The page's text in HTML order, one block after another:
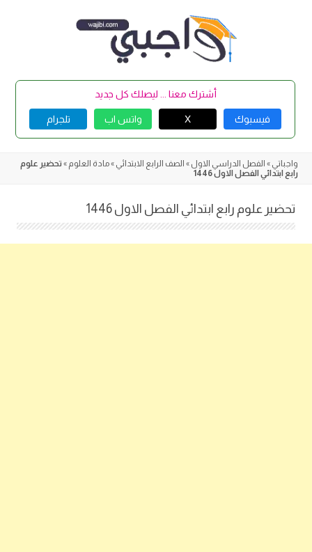
أشترك معنا ... ليصلك كل جديد
فيسبوك X واتس اب تلجرام
واجباتي » الفصل الدراسي الاول » الصف الرابع الابتدائي »مادة العلوم » تحضير علوم
رابع ابتدائي الفصل الاول 1446
تحضير علوم رابع ابتدائي الفصل الاول 1446